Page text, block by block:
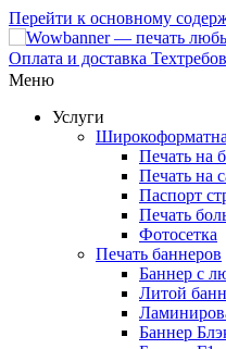
Перейти к основному
Оплата и доставка
Меню
Услуги
Печать на
Печать на
Паспорт
Печать
Фотосетка
Печать баннеров
Баннер с
Литой
Баннер